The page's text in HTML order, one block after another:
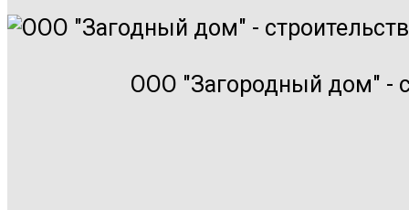
ООО "Загородный дом" -